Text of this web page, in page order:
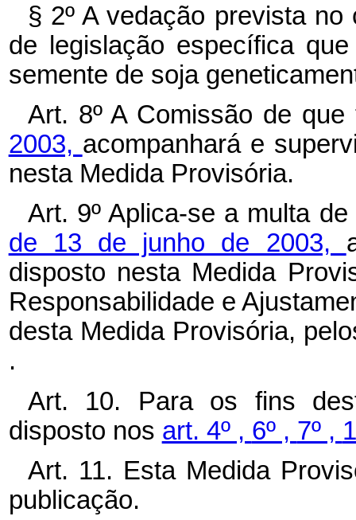
§ 2º A vedação prevista
de legislação específica
semente de soja
Art. 8º A Comissão de
2003, acompanhará e
nesta Medida Provisória.
Art. 9º Aplica-se a multa
de 13 de junho de 2003,
disposto nesta Medida
Responsabilidade e
desta Medida Provisória,
.
Art. 10. Para os fins
disposto nos art. 4º , 6º , 7º ,
Art. 11. Esta Medida
publicação.